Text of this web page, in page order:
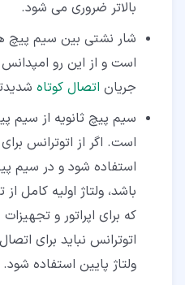
بالاتر ضروری می شود.
شار نشتی بین سیم پیچ
است و از این رو
جریان اتصال کوتاه
سیم پیچ ثانویه از سیم
است. اگر از اتوترانس برای
استفاده شود و در سیم
باشد، ولتاژ اولیه کامل
که برای اپراتور و
اتوترانس نباید برای
ولتاژ پایین استفاده شود.